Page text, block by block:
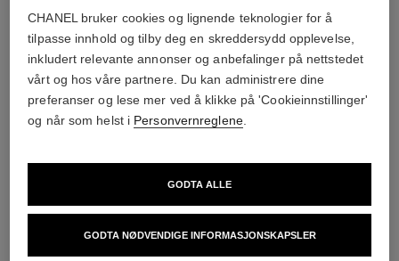
for å gi en frisk og uthvilt hudtone.
CHANEL bruker cookies og lignende teknologier for å
tilpasse innhold og tilby deg en skreddersydd opplevelse,
inkludert relevante annonser og anbefalinger på nettstedet
vårt og hos våre partnere. Du kan administrere dine
preferanser og lese mer ved å klikke på 'Cookieinnstillinger'
og når som helst i Personvernreglene.
GODTA NØDVENDIGE INFORMASJONSKAPSLER
GODTA ALLE